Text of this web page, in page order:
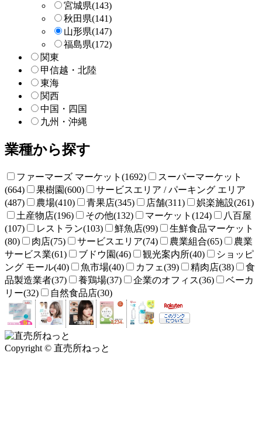
宮城県(143)
秋田県(141)
山形県(147)
福島県(172)
関東
甲信越・北陸
東海
関西
中国・四国
九州・沖縄
業種から探す
ファーマーズ マーケット(1692)
スーパーマーケット
(664)
果樹園(600)
サービスエリア / パーキング エリア
(487)
農場(410) 青果店(345) 店舗(311)
娯楽施設(261)
土産物店(196)
その他(132) マーケット(124)
八百屋
(107)
レストラン(103) 鮮魚店(99)
生鮮食品マーケット
(80)
肉店(75) サービスエリア(74) 農業組合(65)
農業
サービス業(61)
ブドウ園(46) 観光案内所(40)
ショッピ
ング モール(40)
魚市場(40) カフェ(39) 精肉店(38)
食
品製造業者(37)
養鶏場(37) 企業のオフィス(36)
ベーカ
リー(32)
自然食品店(30)
Copyright © 直売所ねっと